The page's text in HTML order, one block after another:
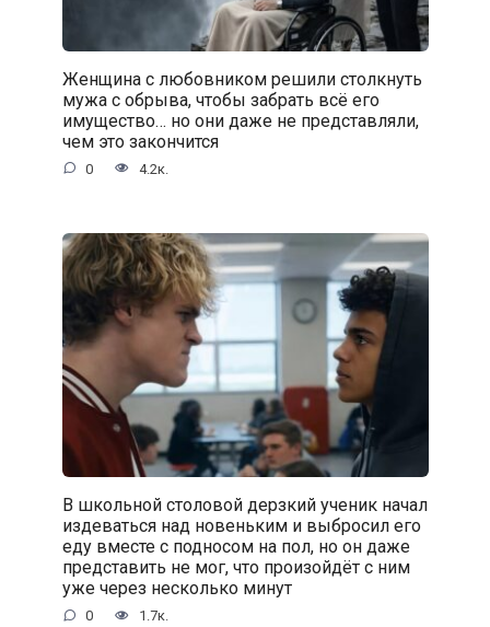
Женщина с любовником решили столкнуть
мужа с обрыва, чтобы забрать всё его
имущество… но они даже не представляли,
чем это закончится
0 4.2к.
В школьной столовой дерзкий ученик начал
издеваться над новеньким и выбросил его
еду вместе с подносом на пол, но он даже
представить не мог, что произойдёт с ним
уже через несколько минут
0 1.7к.